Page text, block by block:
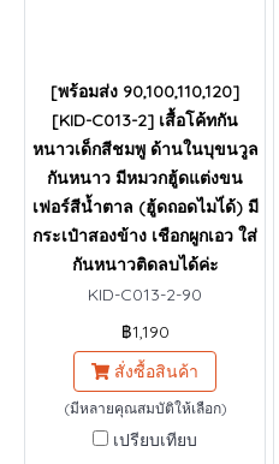
[พร้อมส่ง 90,100,110,120]
[KID-C013-2] เสื้อโค้ทกัน
หนาวเด็กสีชมพู ด้านในบุขนวูล
กันหนาว มีหมวกฮู้ดแต่งขน
เฟอร์สีน้ำตาล (ฮู้ดถอดไมไ่ด้) มี
กระเป๋าสองข้าง เชือกผูกเอว ใส่
กันหนาวติดลบได้ค่ะ
KID-C013-2-90
฿1,190
สั่งซื้อสินค้า
(มีหลายคุณสมบัติให้เลือก)
เปรียบเทียบ